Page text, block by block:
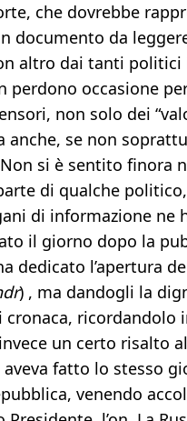
che dovrebbe
documento da
altro dai tanti politici
perdono occasione
non solo dei
anche, se non
si è sentito finora
di qualche
di informazione ne
il giorno dopo la
dedicato l’apertura
) , ma dandogli la
ricordandolo
un certo risalto
fatto lo stesso
venendo